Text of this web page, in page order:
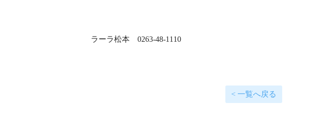
ラーラ松本 0263-48-1110
< 一覧へ戻る